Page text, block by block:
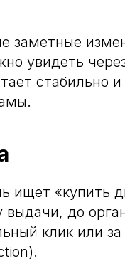
заметные
увидеть
стабильно и
ищет «купить
до
клик или за